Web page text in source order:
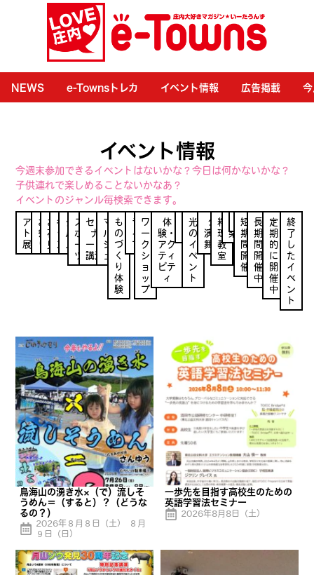
NEWS e-Townsトレカ イベント情報 広告掲載
イベント情報
今週末参加できるイベントはないかな？今日は何かないかな？
子供連れで楽しめることないかなあ？
イベントのジャンル毎検索できます。
アー
ト・
展示
お
祭
り
お
花
見
キ
ッ
ズ
グ
ル
ス
ポ
ー
ツ
セミ
ナ
ー・
講演
マ
ル
シ
ェ
も
の
づ
く
り
体
験
ラ
イ
ブ
ワ
ー
ク
シ
ョ
ッ
プ
体
験・
アク
ティ
ビテ
ィ
健
康
光
の
イ
ベ
ン
ト
公
演・
舞台
料
理
教
室
楽
食
短
期
間
開
催
長
期
間
開
催
中
定
期
的
に
開
催
中
終
了
し
た
イ
ベ
ン
ト
鳥海山の湧き水×（で）流しそ
うめん＝（すると）？（どうな
るの？）
2026年８月８日（土） ８月
９日（日）
一歩先を目指す高校生のための
英語学習法セミナー
2026年8月8日（土）